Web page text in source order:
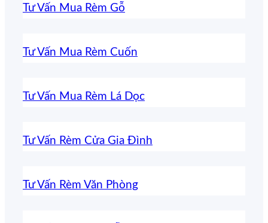
Tư Vấn Mua Rèm Gỗ
Tư Vấn Mua Rèm Cuốn
Tư Vấn Mua Rèm Lá Dọc
Tư Vấn Rèm Cửa Gia Đình
Tư Vấn Rèm Văn Phòng